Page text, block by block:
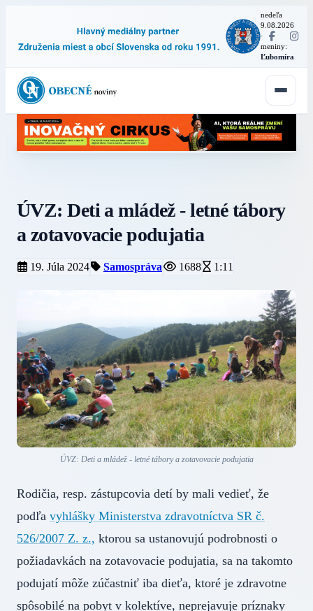
nedeľa
9.08.2026
·
meniny:
Ľubomíra
ÚVZ: Deti a mládež - letné tábory
a zotavovacie podujatia
19. Júla 2024 Samospráva 1688 1:11
ÚVZ: Deti a mládež - letné tábory a zotavovacie podujatia
Rodičia, resp. zástupcovia detí by mali vedieť, že
podľa vyhlášky Ministerstva zdravotníctva SR č.
526/2007 Z. z., ktorou sa ustanovujú podrobnosti o
požiadavkách na zotavovacie podujatia, sa na takomto
podujatí môže zúčastniť iba dieťa, ktoré je zdravotne
spôsobilé na pobyt v kolektíve, neprejavuje príznaky